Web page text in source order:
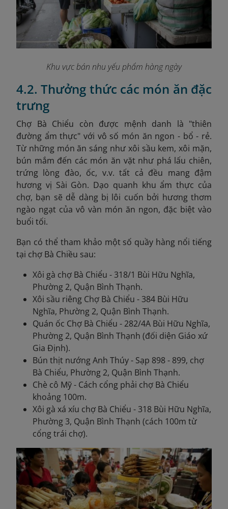
Khu vực bán nhu yếu phẩm hàng ngày
4.2. Thưởng thức các món ăn đặc
trưng
Chợ Bà Chiểu còn được mệnh danh là "thiên
đường ẩm thực" với vô số món ăn ngon - bổ - rẻ.
Từ những món ăn sáng như xôi sầu kem, xôi mặn,
bún mắm đến các món ăn vặt như phá lấu chiên,
trứng lòng đào, ốc, v.v. tất cả đều mang đậm
hương vị Sài Gòn.​ Dạo quanh khu ẩm thực của
chợ, bạn sẽ dễ dàng bị lôi cuốn bởi hương thơm
ngào ngạt của vô vàn món ăn ngon, đặc biệt vào
buổi tối.
Bạn có thể tham khảo một số quầy hàng nổi tiếng
tại chợ Bà Chiều sau:
Xôi gà chợ Bà Chiểu - 318/1 Bùi Hữu Nghĩa,
Phường 2, Quận Bình Thạnh.
Xôi sầu riêng Chợ Bà Chiểu - 384 Bùi Hữu
Nghĩa, Phường 2, Quận Bình Thạnh.
Quán ốc Chợ Bà Chiểu - 282/4A Bùi Hữu Nghĩa,
Phường 2, Quận Bình Thạnh (đối diện Giáo xứ
Gia Định).
Bún thịt nướng Anh Thúy - Sạp 898 - 899, chợ
Bà Chiểu, Phường 2, Quận Bình Thạnh.
Chè cô Mỹ - Cách cổng phải chợ Bà Chiểu
khoảng 100m.
Xôi gà xá xíu chợ Bà Chiểu - 318 Bùi Hữu Nghĩa,
Phường 3, Quận Bình Thạnh (cách 100m từ
cổng trái chợ).